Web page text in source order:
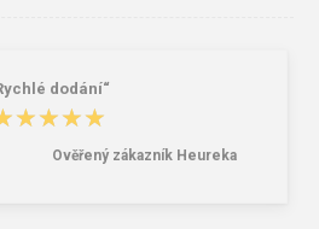
dodání“
Ověřený zákazník Heureka